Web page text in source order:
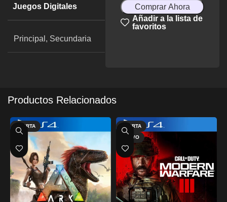
Juegos Digitales
Principal, Secundaria
Comprar Ahora
Añadir a la lista de
favoritos
Productos Relacionados
OFERTA
OFERTA
NUEVO